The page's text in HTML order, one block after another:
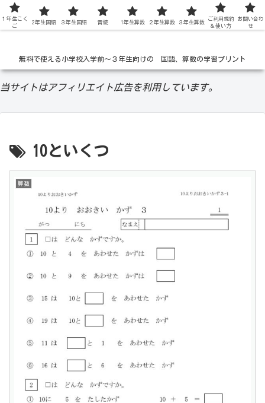
低学年の無料学習ドリル
無料で使える小学校入学前〜３年生向けの 国語、算数の学習プリント
当サイトはアフィリエイト広告を利用しています。
10といくつ
算数
１年生こく
ご
2年生国語 ３年生国語 音読 1年生算数 ２年生算数 ３年生算数
ご利用規約
＆使い方
お問い合わ
せ